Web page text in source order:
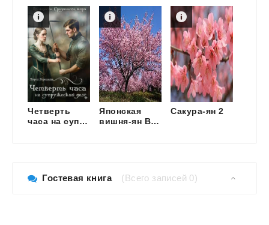
Четверть
часа на супружеский долг
Японская
вишня-ян Вторая часть
Сакура-ян 2
Гостевая книга (Всего записей 0)